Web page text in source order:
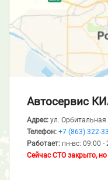
Автосервис
Адрес: ул. Орбитальная
Телефон: +7 (863) 322-
Работает: пн-вс: 09:00 -
Сейчас СТО закрыто,